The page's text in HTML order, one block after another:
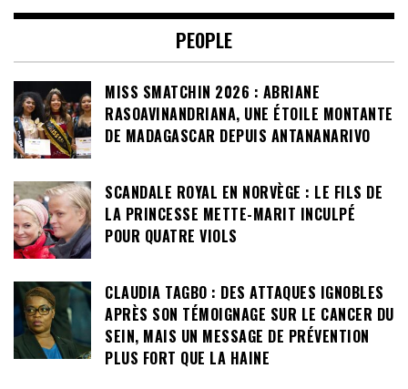
PEOPLE
MISS SMATCHIN 2026 : ABRIANE
RASOAVINANDRIANA, UNE ÉTOILE MONTANTE
DE MADAGASCAR DEPUIS ANTANANARIVO
SCANDALE ROYAL EN NORVÈGE : LE FILS DE
LA PRINCESSE METTE-MARIT INCULPÉ
POUR QUATRE VIOLS
CLAUDIA TAGBO : DES ATTAQUES IGNOBLES
APRÈS SON TÉMOIGNAGE SUR LE CANCER DU
SEIN, MAIS UN MESSAGE DE PRÉVENTION
PLUS FORT QUE LA HAINE